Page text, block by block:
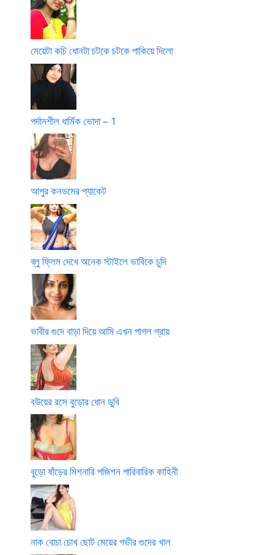
মেয়েটা কচি ধোনটা চটকে চটকে পাকিয়ে দিলো
পর্দানশীল ধার্মিক ভোদা – 1
আপুর কনডমের প্যাকেট
ব্লু ফ্লিম দেখে অনেক স্টাইলে ভাবিকে চুদি
ভাবীর গুদে বাড়া দিয়ে আমি এখন পাগল প্রায়
বউয়ের রসে বুড়োর ধোন ডুবি
বুড়ো ষাঁড়ের মিশনারি পজিশন পারিবারিক কাহিনী
নাক বোচা চোখ ছোট মেয়ের গভীর গুদের খাল